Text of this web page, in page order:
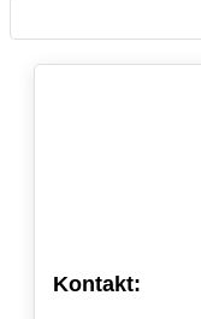
Kontakt: